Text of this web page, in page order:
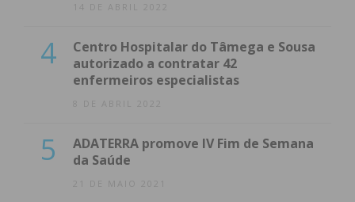
14 DE ABRIL 2022
4
Centro Hospitalar do Tâmega e Sousa
autorizado a contratar 42
enfermeiros especialistas
8 DE ABRIL 2022
5
ADATERRA promove IV Fim de Semana
da Saúde
21 DE MAIO 2021